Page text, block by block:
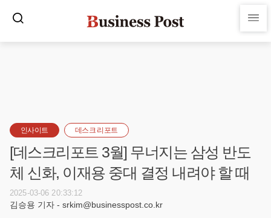
인사이트 데스크 리포트
[데스크리포트 3월] 무너지는 삼성 반도
체 신화, 이재용 중대 결정 내려야 할 때
2025-03-06 20:33:12
김승용 기자 - srkim@businesspost.co.kr